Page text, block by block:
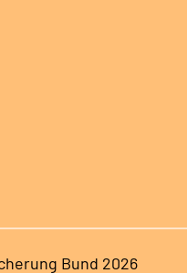
Bund 2026